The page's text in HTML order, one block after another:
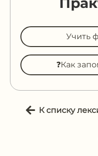
Учить
❓Как
К списку